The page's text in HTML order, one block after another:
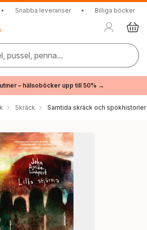
• Snabba leveranser • Billiga böcker
pussel, penna...
– hälsoböcker upp till 50% →
Skräck Samtida skräck och spökhistorier